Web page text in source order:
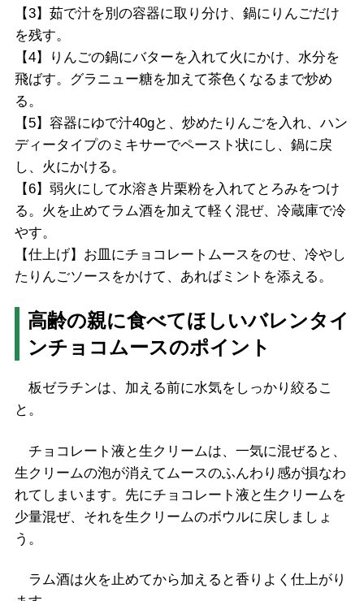
【3】茹で汁を別の容器に取り分け、鍋にりんごだけ
を残す。
【4】りんごの鍋にバターを入れて火にかけ、水分を
飛ばす。グラニュー糖を加えて茶色くなるまで炒め
る。
【5】容器にゆで汁40gと、炒めたりんごを入れ、ハン
ディータイプのミキサーでペースト状にし、鍋に戻
し、火にかける。
【6】弱火にして水溶き片栗粉を入れてとろみをつけ
る。火を止めてラム酒を加えて軽く混ぜ、冷蔵庫で冷
やす。
【仕上げ】お皿にチョコレートムースをのせ、冷やし
たりんごソースをかけて、あればミントを添える。
高齢の親に食べてほしいバレンタイ
ンチョコムースのポイント
板ゼラチンは、加える前に水気をしっかり絞るこ
と。
チョコレート液と生クリームは、一気に混ぜると、
生クリームの泡が消えてムースのふんわり感が損なわ
れてしまいます。先にチョコレート液と生クリームを
少量混ぜ、それを生クリームのボウルに戻しましょ
う。
ラム酒は火を止めてから加えると香りよく仕上がり